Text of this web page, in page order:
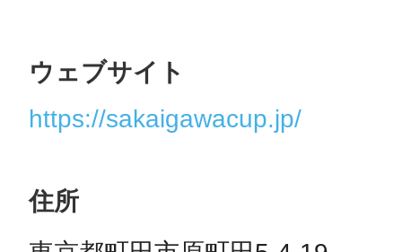
ウェブサイト
https://sakaigawacup.jp/
住所